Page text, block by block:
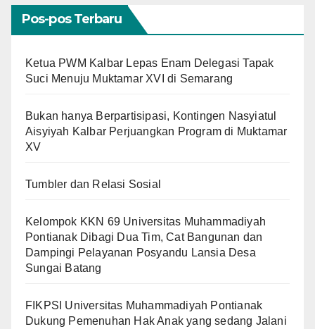
Pos-pos Terbaru
Ketua PWM Kalbar Lepas Enam Delegasi Tapak
Suci Menuju Muktamar XVI di Semarang
Bukan hanya Berpartisipasi, Kontingen Nasyiatul
Aisyiyah Kalbar Perjuangkan Program di Muktamar
XV
Tumbler dan Relasi Sosial
Kelompok KKN 69 Universitas Muhammadiyah
Pontianak Dibagi Dua Tim, Cat Bangunan dan
Dampingi Pelayanan Posyandu Lansia Desa
Sungai Batang
FIKPSI Universitas Muhammadiyah Pontianak
Dukung Pemenuhan Hak Anak yang sedang Jalani